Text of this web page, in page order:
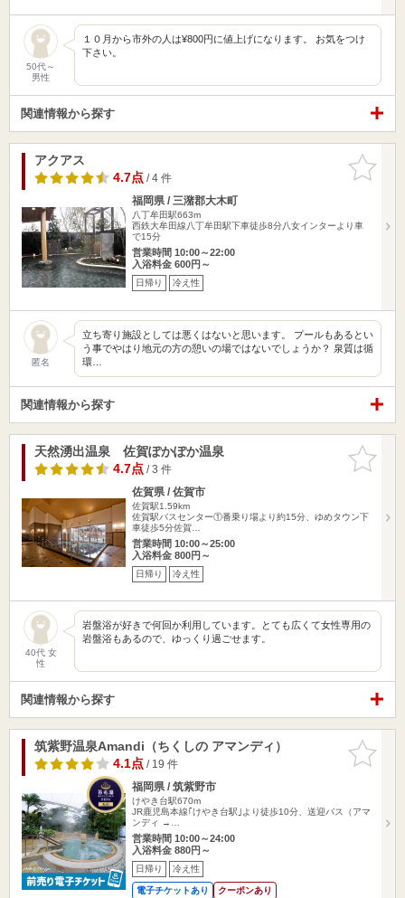
50代～
男性
１０月から市外の人は¥800円に値上げになります。 お気をつけ
下さい。
関連情報から探す
お気に入
りに追加
アクアス
4.7点/ 4 件
福岡県 / 三潴郡大木町
八丁牟田駅663m
西鉄大牟田線八丁牟田駅下車徒歩8分八女インターより車
で15分
営業時間 10:00～22:00
入浴料金 600円～
日帰り 冷え性
匿名
立ち寄り施設としては悪くはないと思います。 プールもあるとい
う事でやはり地元の方の憩いの場ではないでしょうか？ 泉質は循
環…
関連情報から探す
お気に入
りに追加
天然湧出温泉 佐賀ぽかぽか温泉
4.7点/ 3 件
佐賀県 / 佐賀市
佐賀駅1.59km
佐賀駅バスセンター①番乗り場より約15分、ゆめタウン下
車徒歩5分佐賀…
営業時間 10:00～25:00
入浴料金 800円～
日帰り 冷え性
40代 女
性
岩盤浴が好きで何回か利用しています。とても広くて女性専用の
岩盤浴もあるので、ゆっくり過ごせます。
関連情報から探す
お気に入
りに追加
筑紫野温泉Amandi（ちくしの アマンディ）
4.1点/ 19 件
福岡県 / 筑紫野市
けやき台駅670m
JR鹿児島本線｢けやき台駅｣より徒歩10分、送迎バス（アマ
ンディ →…
営業時間 10:00～24:00
入浴料金 880円～
日帰り 冷え性
電子チケットあり クーポンあり